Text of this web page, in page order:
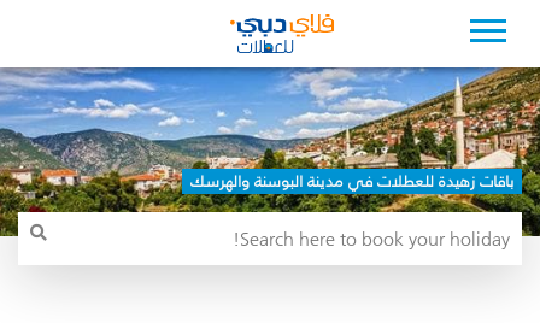
باقات زهيدة للعطلات في مدينة البوسنة والهرسك